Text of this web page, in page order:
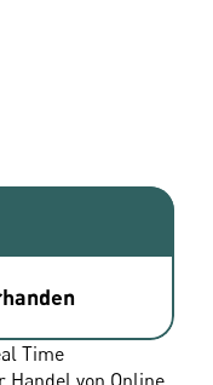
Time
von Online